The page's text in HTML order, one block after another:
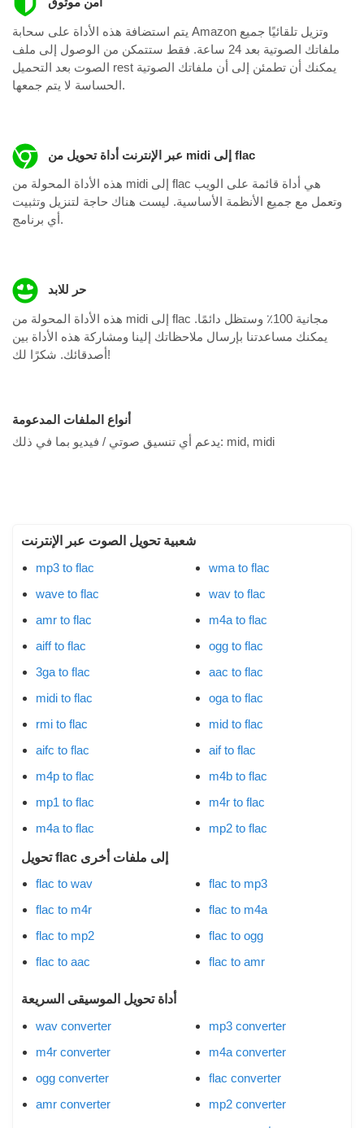
يتم استضافة هذه الأداة على سحابة Amazon وتزيل تلقائيًا جميع
ملفاتك الصوتية بعد 24 ساعة. فقط ستتمكن من الوصول إلى ملف
الصوت بعد التحميل rest يمكنك أن تطمئن إلى أن ملفاتك الصوتية
الحساسة لا يتم جمعها.
عبر الإنترنت أداة تحويل من midi إلى flac
هذه الأداة المحولة من midi إلى flac هي أداة قائمة على الويب
وتعمل مع جميع الأنظمة الأساسية. ليست هناك حاجة لتنزيل وتثبيت
أي برنامج.
حر للابد
هذه الأداة المحولة من midi إلى flac مجانية 100٪ وستظل دائمًا.
يمكنك مساعدتنا بإرسال ملاحظاتك إلينا ومشاركة هذه الأداة بين
أصدقائك. شكرًا لك!
أنواع الملفات المدعومة
يدعم أي تنسيق صوتي / فيديو بما في ذلك: mid, midi
شعبية تحويل الصوت عبر الإنترنت
mp3 to flac
wave to flac
amr to flac
aiff to flac
3ga to flac
midi to flac
rmi to flac
aifc to flac
m4p to flac
mp1 to flac
m4a to flac
wma to flac
wav to flac
m4a to flac
ogg to flac
aac to flac
oga to flac
mid to flac
aif to flac
m4b to flac
m4r to flac
mp2 to flac
تحويل flac إلى ملفات أخرى
flac to wav
flac to m4r
flac to mp2
flac to aac
flac to mp3
flac to m4a
flac to ogg
flac to amr
أداة تحويل الموسيقى السريعة
wav converter
m4r converter
ogg converter
amr converter
mp3 converter
m4a converter
flac converter
mp2 converter